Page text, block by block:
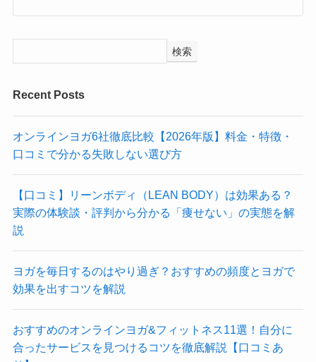
検索
Recent Posts
オンラインヨガ6社徹底比較【2026年版】料金・特徴・
口コミで分かる失敗しない選び方
【口コミ】リーンボディ（LEAN BODY）は効果ある？
実際の体験談・評判から分かる「痩せない」の実態を解
説
ヨガを毎日するのはやり過ぎ？おすすめの頻度とヨガで
効果を出すコツを解説
おすすめのオンラインヨガ&フィットネス11選！自分に
合ったサービスを見つけるコツを徹底解説【口コミあ